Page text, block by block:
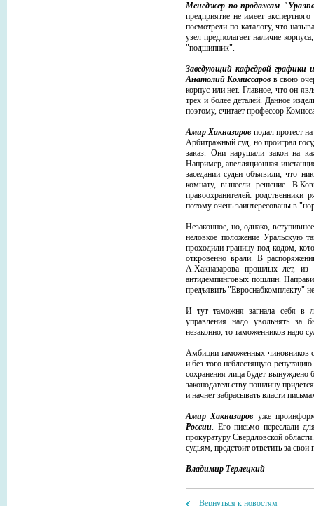
Менеджер по продажам
предприятие не имеет
посмотрели по каталогу, что
узел предполагает наличие
"подшипник".
Заведующий кафедрой графики
Анатолий Комиссаров в свою
корпус или нет. Главное, что он
трех и более деталей. Данное
поэтому, считает профессор
Амир Хакназаров подал протест
Арбитражный суд, но проиграл
заказ. Они нарушали закон на
Например, апелляционная
заседании судьи объявили, что
комнату, вынесли решение.
правоохранителей: родственники
потому очень заинтересованы в
Незаконное, но, однако,
неловкое положение Уральскую
проходили границу под кодом,
откровенно врали. В
А.Хакназарова прошлых лет, из
антидемпинговых пошлин.
предъявить "Евроснабкомплекту"
И тут таможня загнала себя в
управления надо увольнять за
незаконно, то таможенников надо
Амбиции таможенных чиновников
и без того неблестящую репутацию
сохранения лица будет
законодательству пошлину
и начнет забрасывать власти
Амир Хакназаров уже
России. Его письмо переслали
прокуратуру Свердловской
судьям, предстоит ответить за
Владимир Терлецкий
Вернуться к новостям